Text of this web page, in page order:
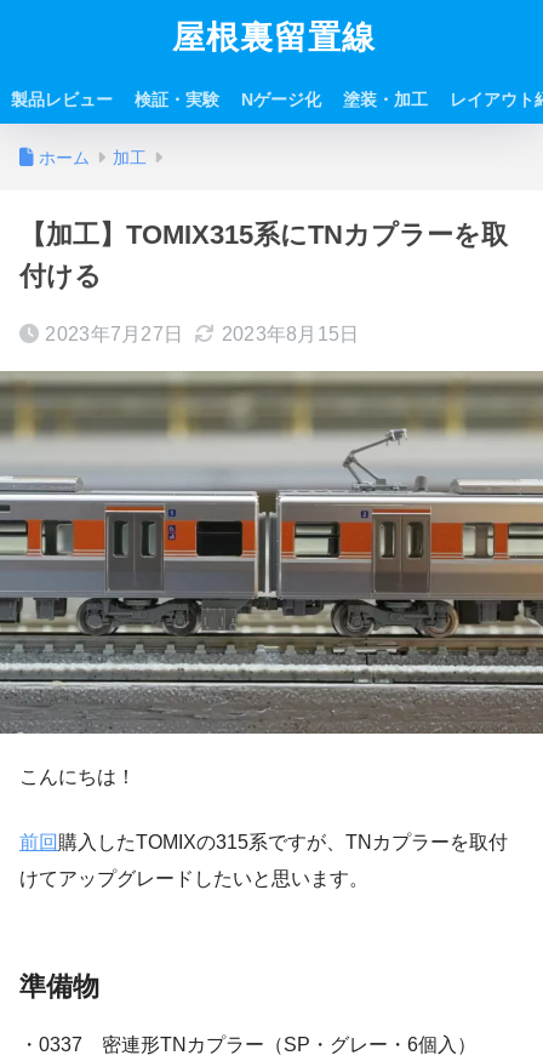
屋根裏留置線
製品レビュー 検証・実験 Nゲージ化 塗装・加工 レイアウト
ホーム 加工
【加工】TOMIX315系にTNカプラーを取
付ける
2023年7月27日 2023年8月15日
こんにちは！
前回 購入したTOMIXの315系ですが、TNカプラーを取付
けてアップグレードしたいと思います。
準備物
・0337 密連形TNカプラー（SP・グレー・6個入）